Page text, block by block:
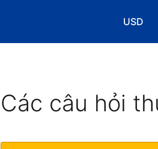
USD
Chọn
Các câu hỏi